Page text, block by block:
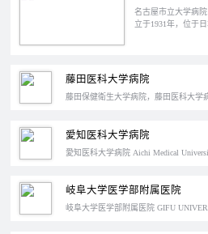
名古屋市立大学病院
立于1931年，位于
藤田医科大学病院
愛知医科大学病院
岐阜大学医学部附属医院